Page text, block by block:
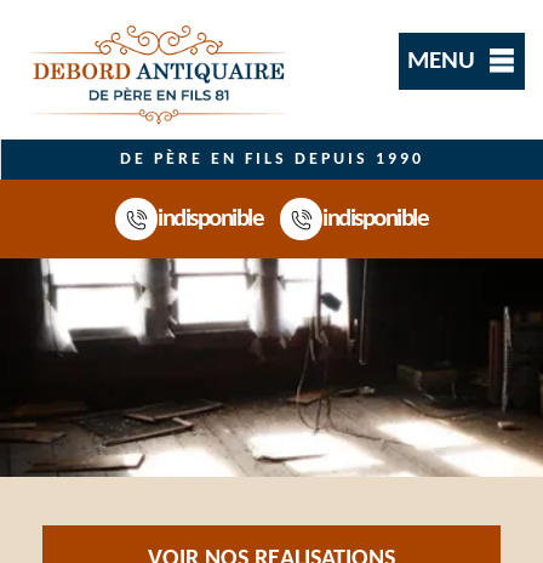
MENU
DE PÈRE EN FILS DEPUIS 1990
indisponible indisponible